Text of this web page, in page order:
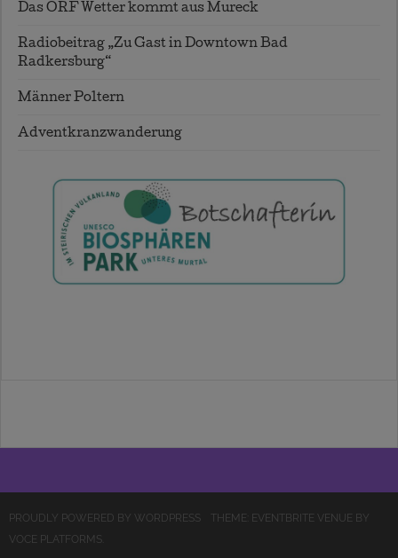
Das ORF Wetter kommt aus Mureck
Radiobeitrag „Zu Gast in Downtown Bad
Radkersburg“
Männer Poltern
Adventkranzwanderung
PROUDLY POWERED BY WORDPRESS
THEME: EVENTBRITE VENUE BY
VOCE PLATFORMS